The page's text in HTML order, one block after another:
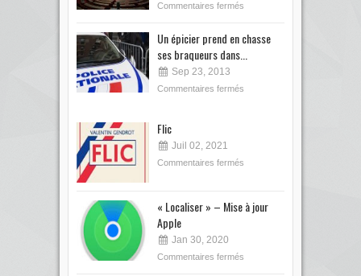
Commentaires fermés
Un épicier prend en chasse
ses braqueurs dans...
Sep 23, 2013
Commentaires fermés
Flic
Juil 02, 2021
Commentaires fermés
« Localiser » – Mise à jour
Apple
Jan 30, 2020
Commentaires fermés